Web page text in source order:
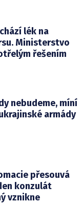
lék na
Ministerstvo
řešením
nebudeme, míní
armády
přesouvá
konzulát
vznikne